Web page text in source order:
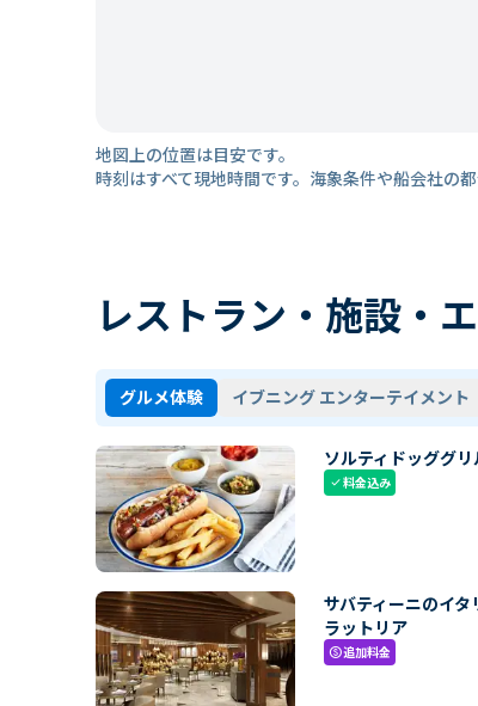
地図上の位置は目安です。
時刻はすべて現地時間です。海象条件や船会社の
レストラン・施設・
グルメ体験 イブニング エンターテイメント
ソルティドッググリ
check料金込み
サバティーニのイタ
ラットリア
paid追加料金